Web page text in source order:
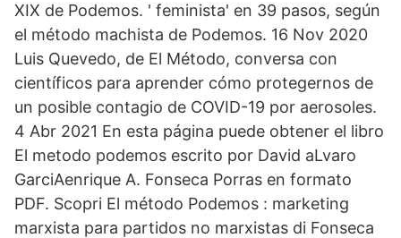
XIX de Podemos. ' feminista' en 39 pasos, según
el método machista de Podemos. 16 Nov 2020
Luis Quevedo, de El Método, conversa con
científicos para aprender cómo protegernos de
un posible contagio de COVID-19 por aerosoles.
4 Abr 2021 En esta página puede obtener el libro
El metodo podemos escrito por David aLvaro
GarciAenrique A. Fonseca Porras en formato
PDF. Scopri El método Podemos : marketing
marxista para partidos no marxistas di Fonseca